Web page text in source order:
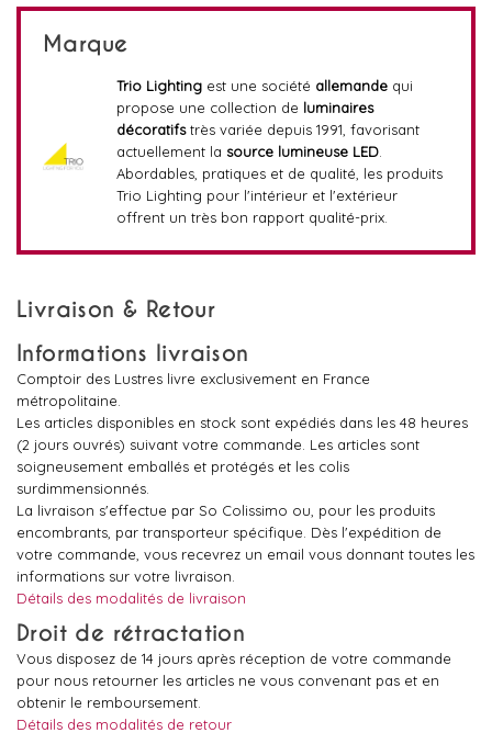
Marque
Trio Lighting est une société allemandequi
propose une collection de luminaires
décoratifstrès variée depuis 1991, favorisant
actuellement la source lumineuse LED.
Abordables, pratiques et de qualité, les produits
Trio Lighting pour l'intérieur et l'extérieur
offrent un très bon rapport qualité-prix.
Livraison & Retour
Informations livraison
Comptoir des Lustres livre exclusivement en France
métropolitaine.
Les articles disponibles en stock sont expédiés dans les 48 heures
(2 jours ouvrés) suivant votre commande. Les articles sont
soigneusement emballés et protégés et les colis
surdimmensionnés.
La livraison s'effectue par So Colissimo ou, pour les produits
encombrants, par transporteur spécifique. Dès l'expédition de
votre commande, vous recevrez un email vous donnant toutes les
informations sur votre livraison.
Détails des modalités de livraison
Droit de rétractation
Vous disposez de 14 jours après réception de votre commande
pour nous retourner les articles ne vous convenant pas et en
obtenir le remboursement.
Détails des modalités de retour